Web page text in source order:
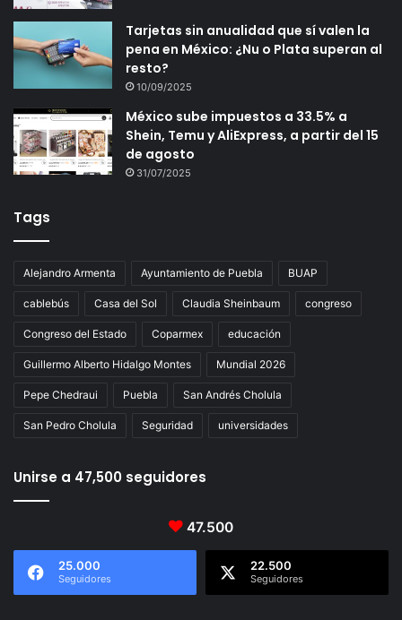
Tarjetas sin anualidad que sí valen la
pena en México: ¿Nu o Plata superan al
resto?
10/09/2025
México sube impuestos a 33.5% a
Shein, Temu y AliExpress, a partir del 15
de agosto
31/07/2025
Tags
Alejandro Armenta Ayuntamiento de Puebla BUAP
cablebús Casa del Sol Claudia Sheinbaum congreso
Congreso del Estado Coparmex educación
Guillermo Alberto Hidalgo Montes Mundial 2026
Pepe Chedraui Puebla San Andrés Cholula
San Pedro Cholula Seguridad universidades
Unirse a 47,500 seguidores
47.500
25.000
Seguidores
22.500
Seguidores